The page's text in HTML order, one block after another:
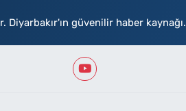
Diyarbakır'ın güvenilir haber kaynağı.